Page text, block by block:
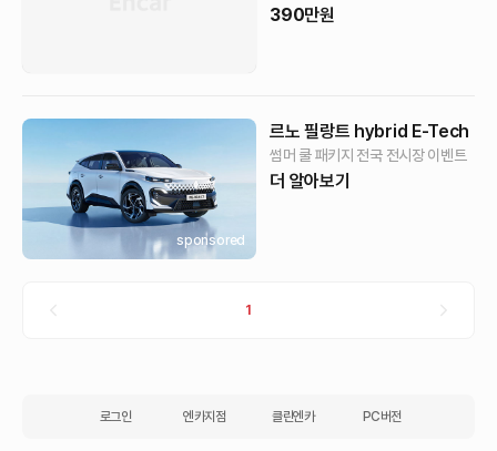
390만원
sponsored
르노 필랑트 hybrid E-Tech​
썸머 쿨 패키지 전국 전시장 이벤트
더 알아보기
1
로그인 엔카지점 클린엔카 PC버전